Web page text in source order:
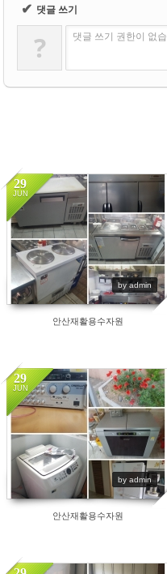
✔ 댓글 쓰기
? 댓글 쓰기 권한이 없
29
JUN
by admin
14076
안산재활용수자원
29
JUN
by admin
5900
안산재활용수자원